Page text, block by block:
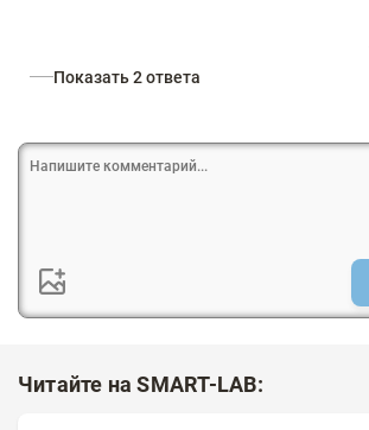
Показать 2 ответа
Читайте на SMART-LAB: